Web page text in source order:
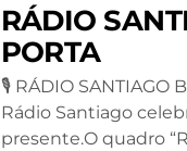
RÁDIO
PORTA
🎙 RÁDIO SANTIAGO
Rádio Santiago
presente.O quadro